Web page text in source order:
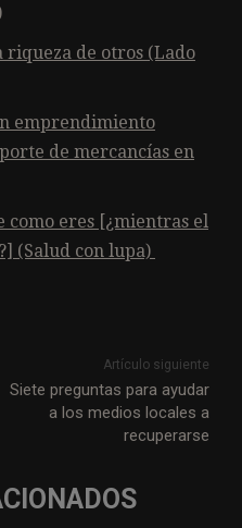
riqueza de otros (Lado
emprendimiento
de mercancías en
eres [¿mientras el
(Salud con lupa)
Artículo siguiente
Siete preguntas para ayudar
a los medios locales a
recuperarse